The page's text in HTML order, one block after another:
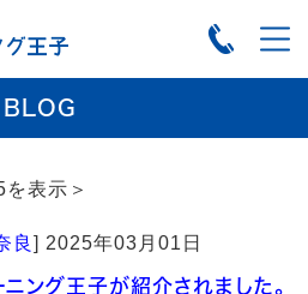
BLOG
を表示＞
良 ] 2025年03月01日
ング王子が紹介されました。